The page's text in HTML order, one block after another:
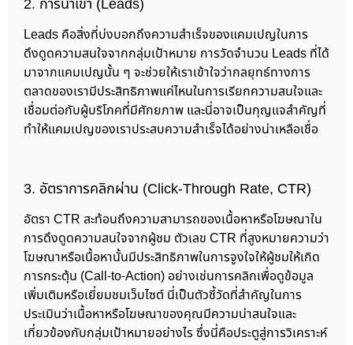
2. การนำเข้า (Leads)
Leads คือสิ่งที่บ่งบอกถึงความสำเร็จของแคมเปญในการ
ดึงดูดความสนใจจากกลุ่มเป้าหมาย การวัดจำนวน Leads ที่ได้
มาจากแคมเปญนั้น ๆ จะช่วยให้เราเข้าใจว่ากลยุทธ์ทางการ
ตลาดของเรามีประสิทธิภาพแค่ไหนในการเรียกความสนใจและ
เชื่อมต่อกับผู้บริโภคที่มีศักยภาพ และนี่อาจเป็นกุญแจสำคัญที่
ทำให้แคมเปญของเราประสบความสำเร็จได้อย่างน่าเหลือเชื่อ
3. อัตราการคลิกผ่าน (Click-Through Rate, CTR)
อัตรา CTR สะท้อนถึงความสามารถของเนื้อหาหรือโฆษณาใน
การดึงดูดความสนใจจากผู้ชม ตัวเลข CTR ที่สูงหมายความว่า
โฆษณาหรือเนื้อหานั้นมีประสิทธิภาพในการจูงใจให้ผู้ชมให้เกิด
การกระตุ้น (Call-to-Action) อย่างเช่นการคลิกเพื่อดูข้อมูล
เพิ่มเติมหรือเยี่ยมชมเว็บไซต์ นี่เป็นตัวชี้วัดที่สำคัญในการ
ประเมินว่าเนื้อหาหรือโฆษณาของคุณมีความน่าสนใจและ
เกี่ยวข้องกับกลุ่มเป้าหมายอย่างไร ซึ่งนี่คือประตูสู่การวิเคราะห์